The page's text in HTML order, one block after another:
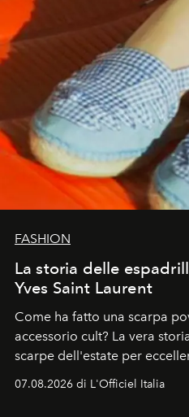
FASHION
La storia delle
Yves Saint Laurent
Come ha fatto una scarpa
accessorio cult? La vera
scarpe dell'estate per
07.08.2026 di L'Officiel Italia